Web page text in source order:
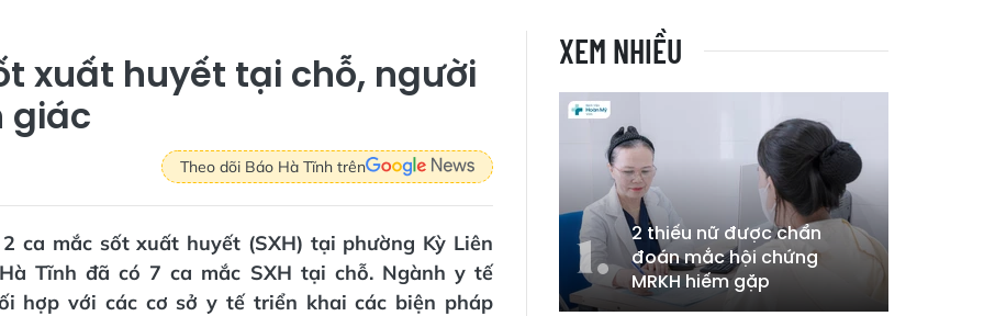
xuất huyết tại chỗ, người
giác
Theo dõi Báo Hà Tĩnh trên
ca mắc sốt xuất huyết (SXH) tại phường Kỳ Liên
Tĩnh đã có 7 ca mắc SXH tại chỗ. Ngành y tế
hợp với các cơ sở y tế triển khai các biện pháp
XEM NHIỀU
2 thiếu nữ được chẩn
đoán mắc hội chứng
MRKH hiếm gặp